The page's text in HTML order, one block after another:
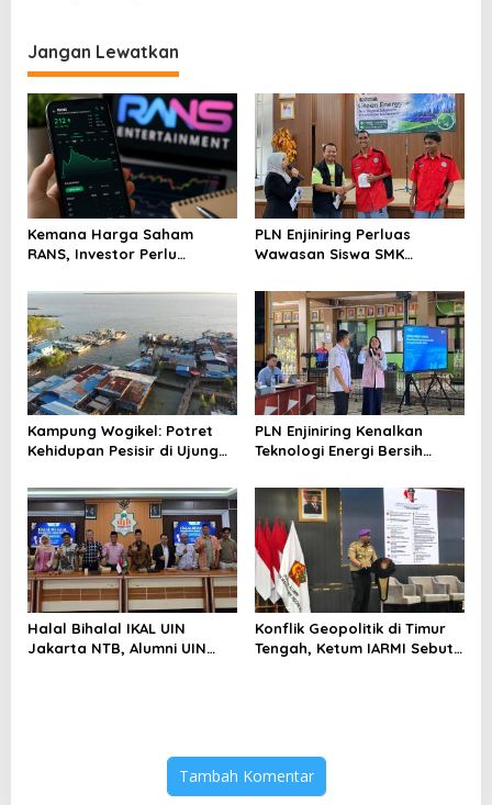
Dunia U-20
Jangan Lewatkan
Kemana Harga Saham
RANS, Investor Perlu
Menghindari Spekulasi
Berlebihan
PLN Enjiniring Perluas
Wawasan Siswa SMK
Perubahan Iklim
Kampung Wogikel: Potret
Kehidupan Pesisir di Ujung
Bertahan di Tengah
Keterbatasan
PLN Enjiniring Kenalkan
Teknologi Energi Bersih
Halal Bihalal IKAL UIN
Jakarta NTB, Alumni UIN
Konflik Geopolitik di Timur
Tengah, Ketum IARMI Sebut
Tambah Komentar